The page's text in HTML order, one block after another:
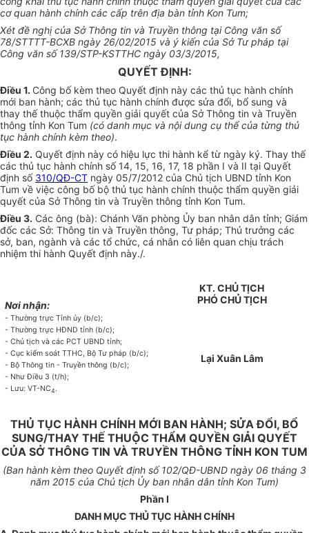
cơ quan hành chính các cấp trên địa bàn tỉnh Kon Tum;
Xét đề nghịcủa Sở Thông tin và Truyền thông tại Công văn số
78/STTTT-BCXB ngày 26/02/2015 và ý kiến của Sở Tư pháp tại
Công văn số139/STP-KSTTHC ngày 03/3/2015,
QUYẾT ĐỊNH:
Điều 1. Công bố kèm theo Quyết định này các thủ tục hành chính
mới ban hành; các thủ tục hành chính được sửa đổi, bổ sung và
thay thế thuộc thẩm quyền giải quyết của Sở Thông tin và Truyền
thông tỉnh Kon Tum (có danh mục và nội dung cụ thểcủa từng thủ
tục hành chính kèm theo).
Điều 2. Quyết định này có hiệu lực thi hành kể từ ngày ký. Thay thế
các thủ tục hành chính số 14, 15, 16, 17, 18 phần I và II tại Quyết
định số 310/QĐ-CT ngày 05/7/2012 của Chủ tịch UBND tỉnh Kon
Tum về việc công bố bộ thủ tục hành chính thuộc thẩm quyền giải
quyết của SởThông tin và Truyền thông tỉnh Kon Tum.
Điều 3. Các ông (bà): Chánh Văn phòng Ủy ban nhân dân tỉnh; Giám
đốc các Sở: Thông tin và Truyền thông, Tư pháp; Thủ trưởng các
sở, ban, ngành và các tổ chức, cá nhân có liên quan chịu trách
nhiệm thi hành Quyết định này./.
Nơi nhận:
- Thường trực Tỉnh ủy (b/c);
- Thường trực HĐND tỉnh (b/c);
- Chủ tịch và các PCT UBND tỉnh;
- Cục kiểm soát TTHC, Bộ Tư pháp (b/c);
- Bộ Thông tin - Truyền thông (b/c);
- Như Điều 3 (t/h);
- Lưu: VT-NC4.
KT. CHỦ TỊCH
PHÓ CHỦ TỊCH
Lại Xuân Lâm
THỦ TỤC HÀNH CHÍNH MỚI BAN HÀNH; SỬA ĐỔI, BỔ
SUNG/THAY THẾ THUỘC THẨM QUYỀN GIẢI QUYẾT
CỦA SỞ THÔNG TIN VÀ TRUYỀN THÔNG TỈNH KON TUM
(Ban hành kèm theo Quyết định số 102/QĐ-UBND ngày 06 tháng 3
năm 2015 của Chủ tịch Ủy ban nhân dân tỉnh Kon Tum)
Phần I
DANHMỤC THỦ TỤC HÀNH CHÍNH